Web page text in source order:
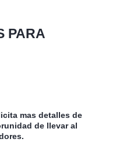
PARA
mas detalles de
de llevar al